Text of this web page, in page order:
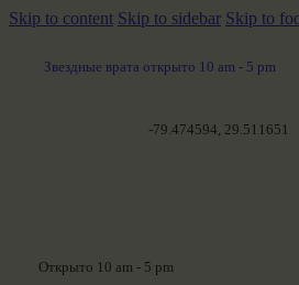
Skip to content Skip to sidebar Skip to
Звездные врата открыто 10 am - 5 pm
-79.474594, 29.511651
Открыто 10 am - 5 pm